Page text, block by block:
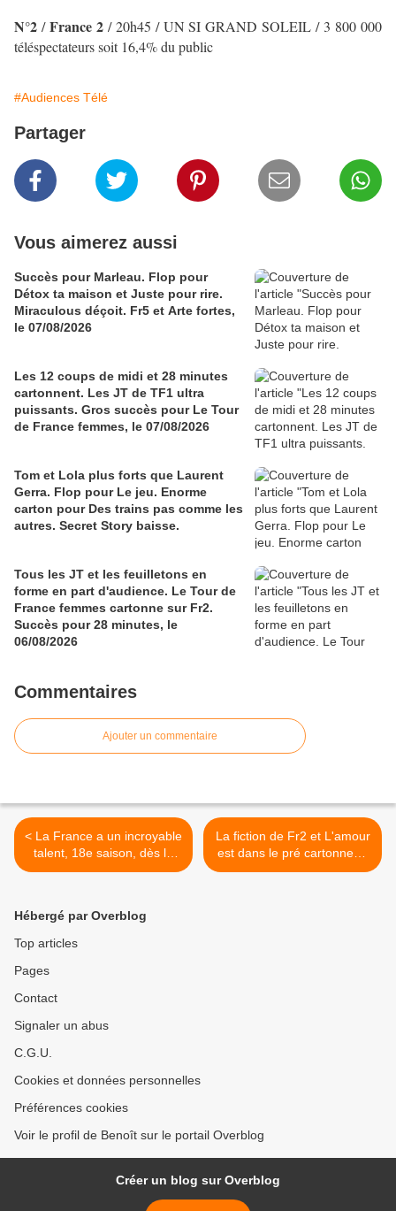
N°2 /France 2 / 20h45 / UN SI GRAND SOLEIL / 3 800 000
téléspectateurs soit 16,4% du public
#Audiences Télé
Partager
Vous aimerez aussi
Succès pour Marleau. Flop pour
Détox ta maison et Juste pour rire.
Miraculous déçoit. Fr5 et Arte fortes,
le 07/08/2026
Les 12 coups de midi et 28 minutes
cartonnent. Les JT de TF1 ultra
puissants. Gros succès pour Le Tour
de France femmes, le 07/08/2026
Tom et Lola plus forts que Laurent
Gerra. Flop pour Le jeu. Enorme
carton pour Des trains pas comme les
autres. Secret Story baisse.
Tous les JT et les feuilletons en
forme en part d'audience. Le Tour de
France femmes cartonne sur Fr2.
Succès pour 28 minutes, le
06/08/2026
Commentaires
Ajouter un commentaire
< La France a un incroyable
talent, 18e saison, dès le
mardi 24/10/2023 à 21h10
La fiction de Fr2 et L'amour
est dans le pré cartonnent.
La soupe aux choux déçoit.
Hébergé par Overblog
Top articles
Pages
Contact
Signaler un abus
C.G.U.
Cookies et données personnelles
Préférences cookies
Voir le profil de Benoît sur le portail Overblog
Créer un blog sur Overblog